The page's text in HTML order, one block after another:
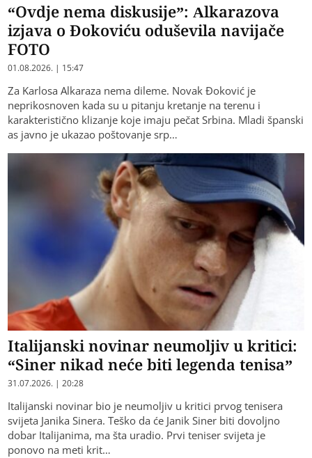
“Ovdje nema diskusije”: Alkarazova
izjava o Đokoviću oduševila navijače
FOTO
01.08.2026. | 15:47
Za Karlosa Alkaraza nema dileme. Novak Đoković je
neprikosnoven kada su u pitanju kretanje na terenu i
karakteristično klizanje koje imaju pečat Srbina. Mladi španski
as javno je ukazao poštovanje srp…
Italijanski novinar neumoljiv u kritici:
“Siner nikad neće biti legenda tenisa”
31.07.2026. | 20:28
Italijanski novinar bio je neumoljiv u kritici prvog tenisera
svijeta Janika Sinera. Teško da će Janik Siner biti dovoljno
dobar Italijanima, ma šta uradio. Prvi teniser svijeta je
ponovo na meti krit…